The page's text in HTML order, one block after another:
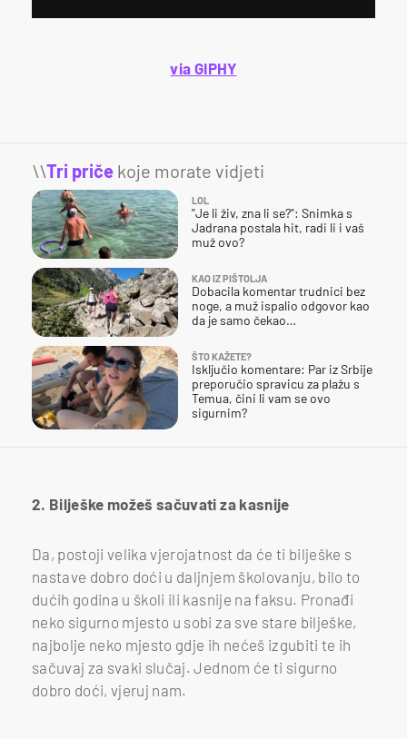
via GIPHY
\\Tri priče koje morate vidjeti
LOL
"Je li živ, zna li se?": Snimka s
Jadrana postala hit, radi li i vaš
muž ovo?
KAO IZ PIŠTOLJA
Dobacila komentar trudnici bez
noge, a muž ispalio odgovor kao
da je samo čekao…
ŠTO KAŽETE?
Isključio komentare: Par iz Srbije
preporučio spravicu za plažu s
Temua, čini li vam se ovo
sigurnim?
2. Bilješke možeš sačuvati za kasnije
Da, postoji velika vjerojatnost da će ti bilješke s
nastave dobro doći u daljnjem školovanju, bilo to
dućih godina u školi ili kasnije na faksu. Pronađi
neko sigurno mjesto u sobi za sve stare bilješke,
najbolje neko mjesto gdje ih nećeš izgubiti te ih
sačuvaj za svaki slučaj. Jednom će ti sigurno
dobro doći, vjeruj nam.